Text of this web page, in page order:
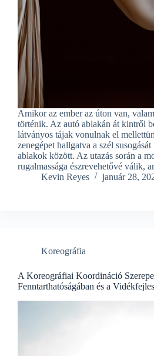
Amikor az ember az úton van,
történik. Az autó ablakán át kintről
látványos tájak vonulnak el
zenegépet hallgatva a szél
ablakok között. Az utazás során a
rugalmassága észrevehetővé válik,
Kevin Reyes
január 28,
Koreográfia
A Koreográfiai Koordináció
Fenntarthatóságában és a